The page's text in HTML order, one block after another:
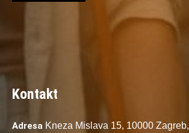
Kontakt
Adresa Kneza Mislava 15, 10000 Zagreb,